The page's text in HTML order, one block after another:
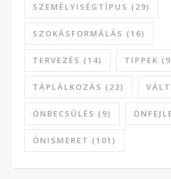
SZEMÉLYISÉGTÍPUS (29)
SZOKÁSFORMÁLÁS (16)
TERVEZÉS (14) TIPPEK
TÁPLÁLKOZÁS (22)
ÖNBECSÜLÉS (9)
ÖNISMERET (101)